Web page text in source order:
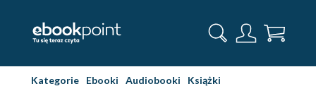
Kategorie Ebooki Audiobooki Książki